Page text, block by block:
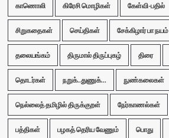
காணொலி கிரேசி மொழிகள் கேள்வி-பதில்
சிறுகதைகள் செய்திகள் சேக்கிழார் பா நயம்
தலையங்கம் திருமால் திருப்புகழ் திரை
தொடர்கள் நறுக்..துணுக்... நுண்கலைகள்
நெல்லைத் தமிழில் திருக்குறள் நேர்காணல்கள்
பத்திகள் பழகத் தெரிய வேணும் பொது